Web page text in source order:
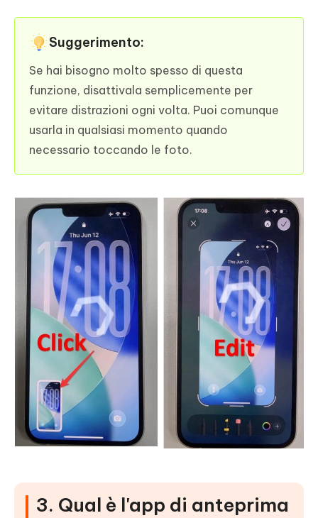
Suggerimento:
Se hai bisogno molto spesso di questa
funzione, disattivala semplicemente per
evitare distrazioni ogni volta. Puoi comunque
usarla in qualsiasi momento quando
necessario toccando le foto.
3. Qual è l'app di anteprima